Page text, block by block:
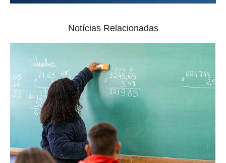
Notícias Relacionadas